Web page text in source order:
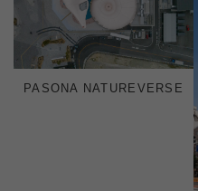
PASONA NATUREVERSE